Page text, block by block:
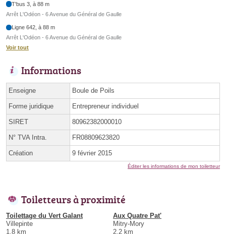
T'bus 3, à 88 m
Arrêt L'Odéon - 6 Avenue du Général de Gaulle
Ligne 642, à 88 m
Arrêt L'Odéon - 6 Avenue du Général de Gaulle
Voir tout
Informations
Enseigne Boule de Poils
Forme juridique Entrepreneur individuel
SIRET 80962382000010
N° TVA Intra. FR08809623820
Création 9 février 2015
Éditer les informations de mon toiletteur
Toiletteurs à proximité
Toilettage du Vert Galant
Villepinte
1.8 km
Aux Quatre Pat'
Mitry-Mory
2.2 km